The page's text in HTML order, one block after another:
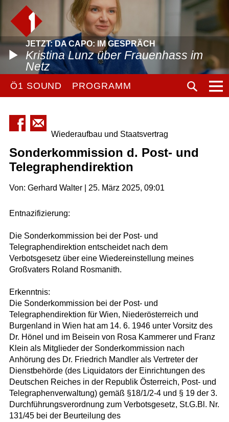
JETZT: DA CAPO: IM GESPRÄCH
Kristina Lunz über Frauenhass im
Netz
Ö1 SOUND PROGRAMM
Wiederaufbau und Staatsvertrag
Sonderkommission d. Post- und
Telegraphendirektion
Von: Gerhard Walter | 25. März 2025, 09:01
Entnazifizierung:
Die Sonderkommission bei der Post- und
Telegraphendirektion entscheidet nach dem
Verbotsgesetz über eine Wiedereinstellung meines
Großvaters Roland Rosmanith.
Erkenntnis:
Die Sonderkommission bei der Post- und
Telegraphendirektion für Wien, Niederösterreich und
Burgenland in Wien hat am 14. 6. 1946 unter Vorsitz des
Dr. Hönel und im Beisein von Rosa Kammerer und Franz
Klein als Mitglieder der Sonderkommission nach
Anhörung des Dr. Friedrich Mandler als Vertreter der
Dienstbehörde (des Liquidators der Einrichtungen des
Deutschen Reiches in der Republik Österreich, Post- und
Telegraphenverwaltung) gemäß §18/1/2-4 und § 19 der 3.
Durchführungsverordnung zum Verbotsgesetz, St.G.Bl. Nr.
131/45 bei der Beurteilung des